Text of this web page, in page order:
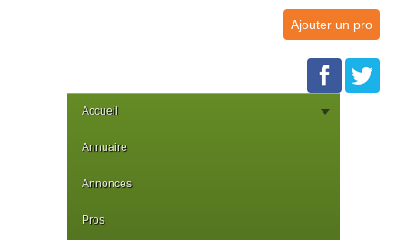
Ajouter un pro
Accueil
Annuaire
Annonces
Pros